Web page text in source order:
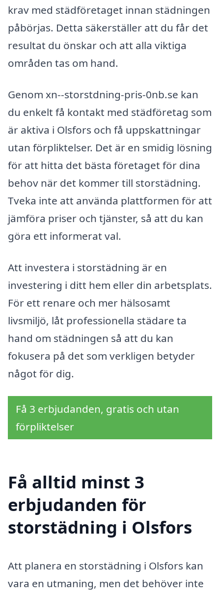
krav med städföretaget innan städningen
påbörjas. Detta säkerställer att du får det
resultat du önskar och att alla viktiga
områden tas om hand.
Genom xn--storstdning-pris-0nb.se kan
du enkelt få kontakt med städföretag som
är aktiva i Olsfors och få uppskattningar
utan förpliktelser. Det är en smidig lösning
för att hitta det bästa företaget för dina
behov när det kommer till storstädning.
Tveka inte att använda plattformen för att
jämföra priser och tjänster, så att du kan
göra ett informerat val.
Att investera i storstädning är en
investering i ditt hem eller din arbetsplats.
För ett renare och mer hälsosamt
livsmiljö, låt professionella städare ta
hand om städningen så att du kan
fokusera på det som verkligen betyder
något för dig.
Få 3 erbjudanden, gratis och utan
förpliktelser
Få alltid minst 3
erbjudanden för
storstädning i Olsfors
Att planera en storstädning i Olsfors kan
vara en utmaning, men det behöver inte